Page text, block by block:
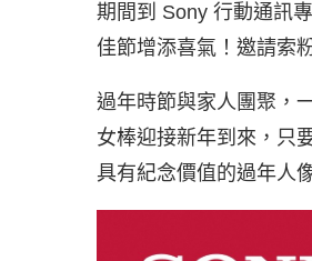
期間到 Sony 行動通訊
佳節增添喜氣！邀請索
過年時節與家人團聚，
女棒迎接新年到來，只
具有紀念價值的過年人